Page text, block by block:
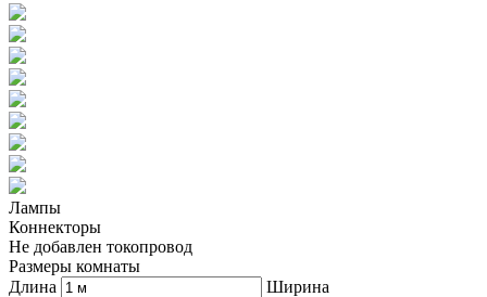
Лампы
Коннекторы
Не добавлен токопровод
Размеры комнаты
Длина
Ширина